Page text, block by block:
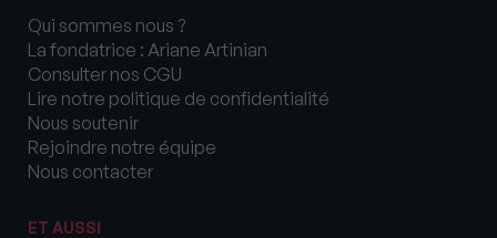
Qui sommes nous ?
La fondatrice : Ariane Artinian
Consulter nos CGU
Lire notre politique de confidentialité
Nous soutenir
Rejoindre notre équipe
Nous contacter
ET AUSSI